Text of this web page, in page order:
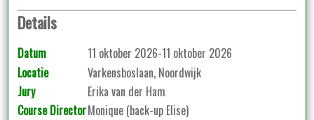
Details
Datum
11 oktober 2026-11 oktober 2026
Locatie
Varkensboslaan, Noordwijk
Jury
Erika van der Ham
Course DirectorMonique (back-up Elise)